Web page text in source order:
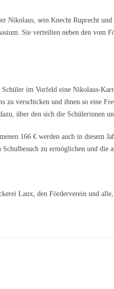
Nikolaus, sein Knecht Ruprecht
Sie verteilten neben den vom
im Vorfeld eine Nikolaus-
zu verschicken und ihnen so eine
über den sich die Schülerinnen
166 € werden auch in diesem
Schulbesuch zu ermöglichen und die
Laux, den Förderverein und